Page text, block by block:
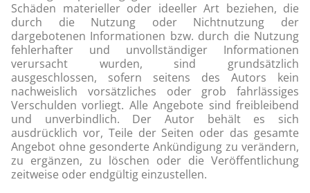
Schäden materieller oder ideeller Art beziehen, die
durch die Nutzung oder Nichtnutzung der
dargebotenen Informationen bzw. durch die Nutzung
fehlerhafter und unvollständiger Informationen
verursacht wurden, sind grundsätzlich
ausgeschlossen, sofern seitens des Autors kein
nachweislich vorsätzliches oder grob fahrlässiges
Verschulden vorliegt. Alle Angebote sind freibleibend
und unverbindlich. Der Autor behält es sich
ausdrücklich vor, Teile der Seiten oder das gesamte
Angebot ohne gesonderte Ankündigung zu verändern,
zu ergänzen, zu löschen oder die Veröffentlichung
zeitweise oder endgültig einzustellen.